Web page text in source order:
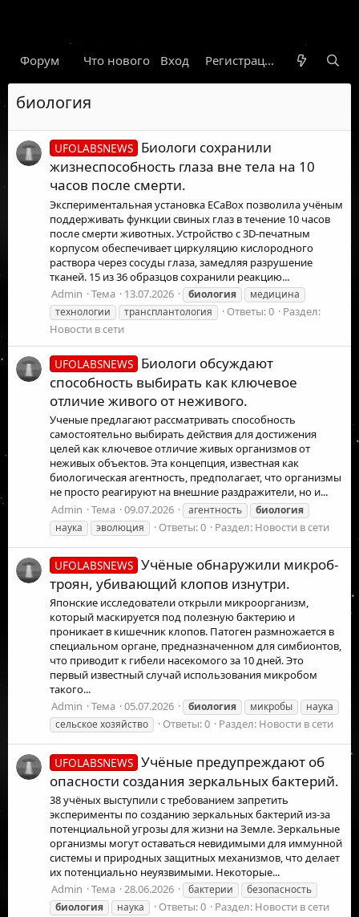
Форум Что нового Гарант Новости
Вход Регистрация
биология
UFOLABSNEWS Биологи сохранили
жизнеспособность глаза вне тела на 10
часов после смерти.
Экспериментальная установка ECaBox позволила учёным
поддерживать функции свиных глаз в течение 10 часов
после смерти животных. Устройство с 3D-печатным
корпусом обеспечивает циркуляцию кислородного
раствора через сосуды глаза, замедляя разрушение
тканей. 15 из 36 образцов сохранили реакцию...
Admin
Тема 13.07.2026 биология
медицина
технологии
трансплантология Ответы: 0
Раздел:
Новости в сети
UFOLABSNEWS Биологи обсуждают
способность выбирать как ключевое
отличие живого от неживого.
Ученые предлагают рассматривать способность
самостоятельно выбирать действия для достижения
целей как ключевое отличие живых организмов от
неживых объектов. Эта концепция, известная как
биологическая агентность, предполагает, что организмы
не просто реагируют на внешние раздражители, но и...
Admin
Тема 09.07.2026 агентность
биология
наука
эволюция Ответы: 0 Раздел: Новости в сети
UFOLABSNEWS Учёные обнаружили микроб-
троян, убивающий клопов изнутри.
Японские исследователи открыли микроорганизм,
который маскируется под полезную бактерию и
проникает в кишечник клопов. Патоген размножается в
специальном органе, предназначенном для симбионтов,
что приводит к гибели насекомого за 10 дней. Это
первый известный случай использования микробом
такого...
Admin
Тема 05.07.2026 биология микробы
наука
сельское хозяйство
Ответы: 0 Раздел: Новости в сети
UFOLABSNEWS Учёные предупреждают об
опасности создания зеркальных бактерий.
38 учёных выступили с требованием запретить
эксперименты по созданию зеркальных бактерий из-за
потенциальной угрозы для жизни на Земле. Зеркальные
организмы могут оставаться невидимыми для иммунной
системы и природных защитных механизмов, что делает
их потенциально неуязвимыми. Некоторые...
Admin
Тема 28.06.2026 бактерии
безопасность
биология
наука Ответы: 0 Раздел: Новости в сети